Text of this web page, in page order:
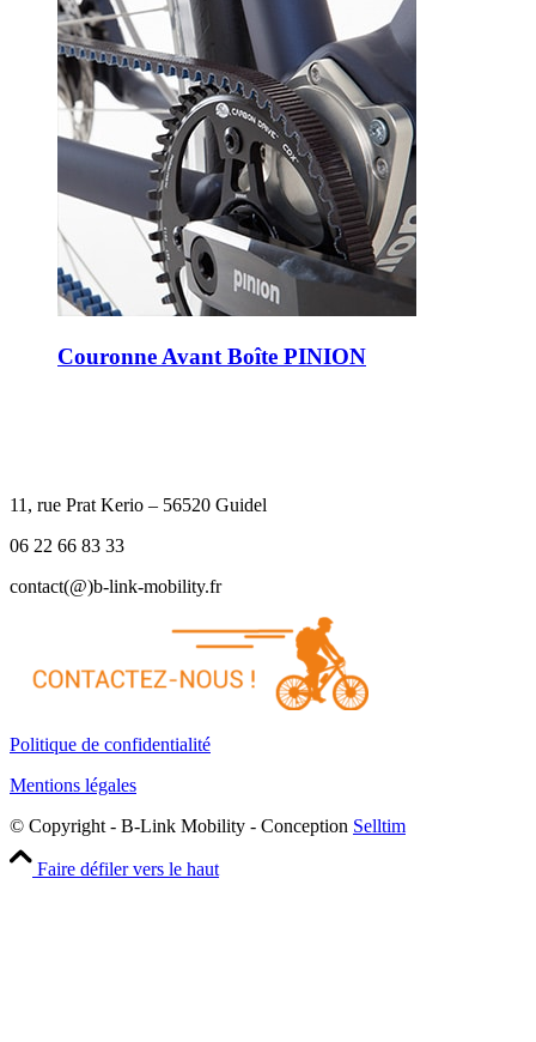
Couronne Avant Boîte PINION
11, rue Prat Kerio – 56520 Guidel
06 22 66 83 33
contact(@)b-link-mobility.fr
Politique de confidentialité
Mentions légales
© Copyright - B-Link Mobility - Conception Selltim
Faire défiler vers le haut